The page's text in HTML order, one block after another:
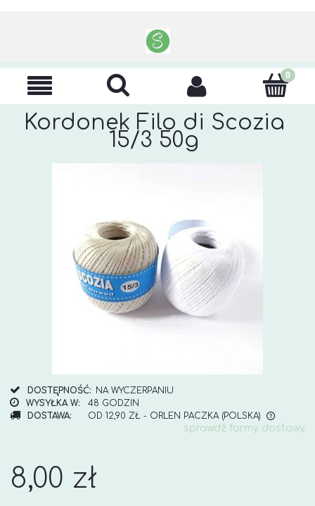
Kordonek Filo di Scozia
15/3 50g
DOSTĘPNOŚĆ:
NA WYCZERPANIU
WYSYŁKA W:
48 GODZIN
DOSTAWA:
OD 12,90 ZŁ - ORLEN PACZKA (POLSKA)
CENA NIE ZAWIERA EWENTUALNYCH KOSZTÓW
sprawdź formy dostawy
8,00 zł